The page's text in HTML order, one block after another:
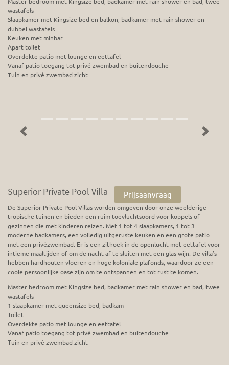
wastafels
Slaapkamer met Kingsize bed en balkon, badkamer met rain shower en
dubbel wastafels
Keuken met minbar
Apart toilet
Overdekte patio met lounge en eettafel
Vanaf patio toegang tot privé zwembad en buitendouche
Tuin en privé zwembad zicht
Previous Next
Superior Private Pool Villa Prijsaanvraag
De Superior Private Pool Villas worden omgeven door onze weelderige
tropische tuinen en bieden een ruim toevluchtsoord voor koppels of
gezinnen die met kinderen reizen. Met 1 tot 4 slaapkamers, 1 tot 3
moderne badkamers, een volledig uitgeruste keuken en een grote patio
met een privézwembad. Er is een zithoek in de openlucht met eettafel voor
intieme maaltijden of om de nacht af te sluiten met een glas wijn. De villa’s
hebben hardhouten vloeren en hoge koloniale plafonds, waardoor ze een
coole persoonlijke oase zijn om te ontspannen en tot rust te komen.
Master bedroom met Kingsize bed, badkamer met rain shower en bad, twee
wastafels
1 slaapkamer met queensize bed, badkam
Toilet
Overdekte patio met lounge en eettafel
Vanaf patio toegang tot privé zwembad en buitendouche
Tuin en privé zwembad zicht